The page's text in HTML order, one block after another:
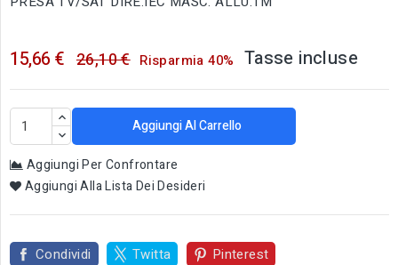
15,66 € 26,10 € Risparmia 40% Tasse incluse
Aggiungi Al Carrello
Aggiungi Per Confrontare
Aggiungi Alla Lista Dei Desideri
Condividi Twitta Pinterest